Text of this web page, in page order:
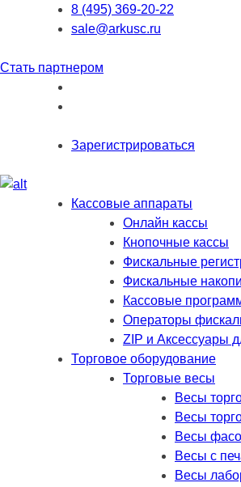
8 (495) 369-20-22
sale@arkusc.ru
Стать партнером
Зарегистрироваться
Кассовые аппараты
Онлайн кассы
Кнопочные кассы
Фискальные
Фискальные
Кассовые
Операторы
ZIP и Аксессуары
Торговое оборудование
Торговые весы
Весы
Весы
Весы
Весы с
Весы